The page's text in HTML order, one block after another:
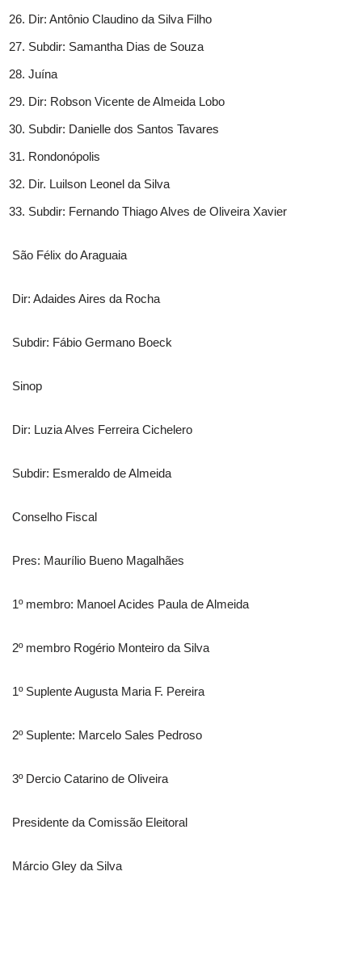
Dir: Antônio Claudino da Silva Filho
Subdir: Samantha Dias de Souza
Juína
Dir: Robson Vicente de Almeida Lobo
Subdir: Danielle dos Santos Tavares
Rondonópolis
Dir. Luilson Leonel da Silva
Subdir: Fernando Thiago Alves de Oliveira Xavier
São Félix do Araguaia
Dir: Adaides Aires da Rocha
Subdir: Fábio Germano Boeck
Sinop
Dir: Luzia Alves Ferreira Cichelero
Subdir: Esmeraldo de Almeida
Conselho Fiscal
Pres: Maurílio Bueno Magalhães
1º membro: Manoel Acides Paula de Almeida
2º membro Rogério Monteiro da Silva
1º Suplente Augusta Maria F. Pereira
2º Suplente: Marcelo Sales Pedroso
3º Dercio Catarino de Oliveira
Presidente da Comissão Eleitoral
Márcio Gley da Silva